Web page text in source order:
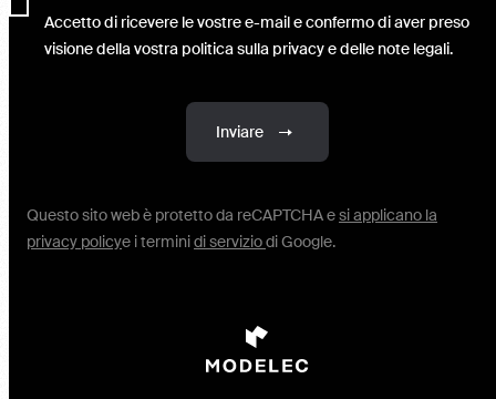
Accetto di ricevere le vostre e-mail e confermo di aver preso
visione della vostra politica sulla privacy e delle note legali.
Inviare
Questo sito web è protetto da reCAPTCHA esi applicano la
privacy policye i terminidi serviziodi Google.